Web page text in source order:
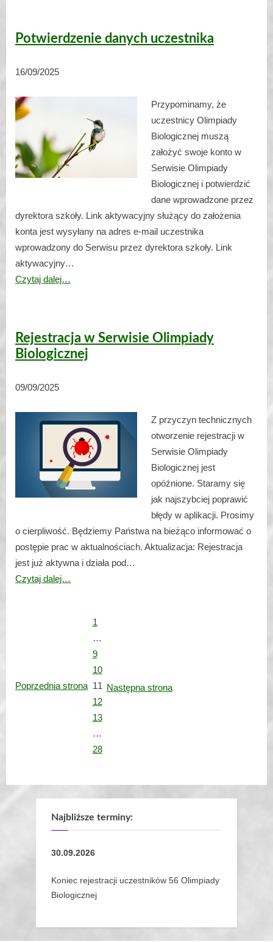
Potwierdzenie danych uczestnika
16/09/2025
Przypominamy, że
uczestnicy Olimpiady
Biologicznej muszą
założyć swoje konto w
Serwisie Olimpiady
Biologicznej i potwierdzić
dane wprowadzone przez
dyrektora szkoły. Link aktywacyjny służący do założenia
konta jest wysyłany na adres e-mail uczestnika
wprowadzony do Serwisu przez dyrektora szkoły. Link
aktywacyjny…
Czytaj dalej…
Rejestracja w Serwisie Olimpiady
Biologicznej
09/09/2025
Z przyczyn technicznych
otworzenie rejestracji w
Serwisie Olimpiady
Biologicznej jest
opóźnione. Staramy się
jak najszybciej poprawić
błędy w aplikacji. Prosimy
o cierpliwość. Będziemy Państwa na bieżąco informować o
postępie prac w aktualnościach. Aktualizacja: Rejestracja
jest już aktywna i działa pod…
Czytaj dalej…
Poprzednia strona
1
…
9
10
11
12
13
…
28
Następna strona
Najbliższe terminy:
30.09.2026
Koniec rejestracji uczestników 56 Olimpiady
Biologicznej